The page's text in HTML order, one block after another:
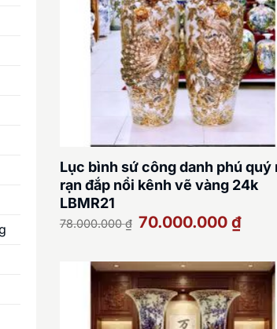
Lục bình sứ công danh phú quý
rạn đắp nổi kênh vẽ vàng 24k
LBMR21
78.000.000₫ Giá
gốc
70.000.000₫Giá